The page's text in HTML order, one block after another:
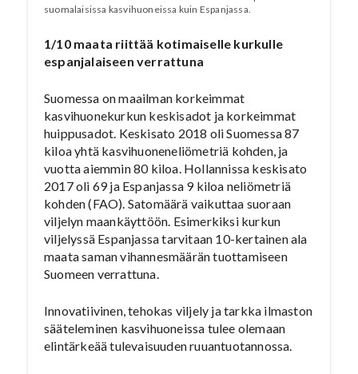
suomalaisissa kasvihuoneissa kuin Espanjassa.
1/10 maata riittää kotimaiselle kurkulle
espanjalaiseen verrattuna
Suomessa on maailman korkeimmat
kasvihuonekurkun keskisadot ja korkeimmat
huippusadot. Keskisato 2018 oli Suomessa 87
kiloa yhtä kasvihuoneneliömetriä kohden, ja
vuotta aiemmin 80 kiloa. Hollannissa keskisato
2017 oli 69 ja Espanjassa 9 kiloa neliömetriä
kohden (FAO). Satomäärä vaikuttaa suoraan
viljelyn maankäyttöön. Esimerkiksi kurkun
viljelyssä Espanjassa tarvitaan 10-kertainen ala
maata saman vihannesmäärän tuottamiseen
Suomeen verrattuna.
Innovatiivinen, tehokas viljely ja tarkka ilmaston
sääteleminen kasvihuoneissa tulee olemaan
elintärkeää tulevaisuuden ruuantuotannossa.